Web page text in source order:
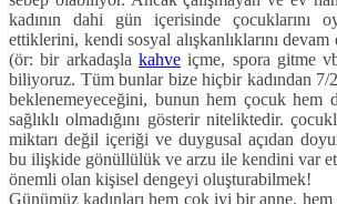
kadının dahi gün içerisinde çocuklarını
ettiklerini, kendi sosyal alışkanlıklarını devam
(ör: bir arkadaşla kahve içme, spora gitme
biliyoruz. Tüm bunlar bize hiçbir kadından 7/
beklenemeyeceğini, bunun hem çocuk hem
sağlıklı olmadığını gösterir niteliktedir.
miktarı değil içeriği ve duygusal açıdan
bu ilişkide gönüllülük ve arzu ile kendini var
önemli olan kişisel dengeyi oluşturabilmek!
Günümüz kadınları hem çok iyi bir anne,